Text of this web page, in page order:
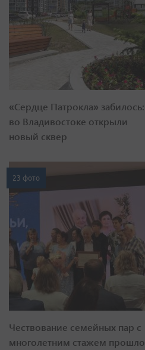
«Сердце Патрокла» забилось:
во Владивостоке открыли
новый сквер
23 фото
Чествование семейных пар с
многолетним стажем прошло